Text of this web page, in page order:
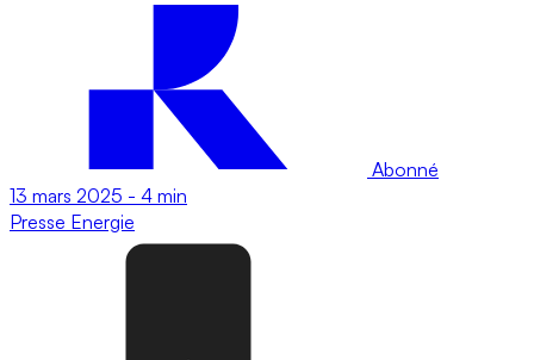
Abonné
13 mars 2025 - 4 min
Presse Energie